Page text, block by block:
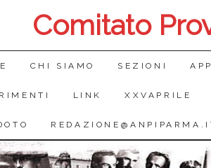
Comitato
CHI SIAMO SEZIONI
LINK XXVAPRILE